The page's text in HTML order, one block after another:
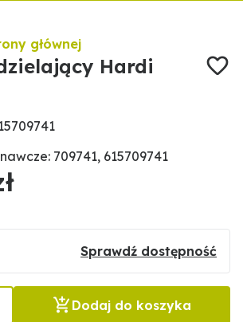
głównej
Hardi
709741, 615709741
Sprawdź dostępność
Dodaj do koszyka